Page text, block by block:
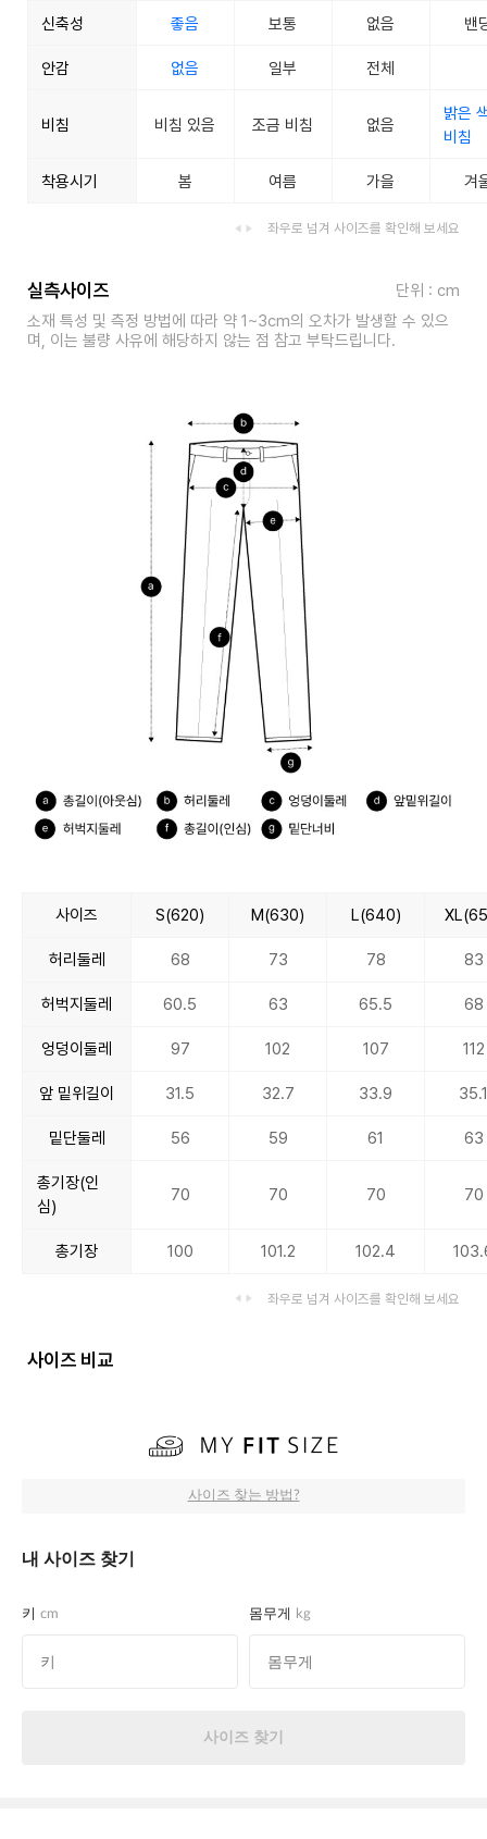
신축성 좋음 보통 없음 밴
안감 없음 일부 전체
비침 비침 있음 조금 비침 없음
밝은
비침
착용시기 봄 여름 가을 겨
좌우로 넘겨 사이즈를 확인해 보세요
실측사이즈
단위 : cm
소재 특성 및 측정 방법에 따라 약 1~3cm의 오차가 발생할 수 있으
며, 이는 불량 사유에 해당하지 않는 점 참고 부탁드립니다.
사이즈 S(620) M(630) L(640)
허리둘레 68 73 78 83
허벅지둘레 60.5 63 65.5 68
엉덩이둘레 97 102 107 112
앞 밑위길이 31.5 32.7 33.9
밑단둘레 56 59 61 63
총기장(인
심)
70 70 70 70
총기장 100 101.2 102.4
좌우로 넘겨 사이즈를 확인해 보세요
사이즈 비교